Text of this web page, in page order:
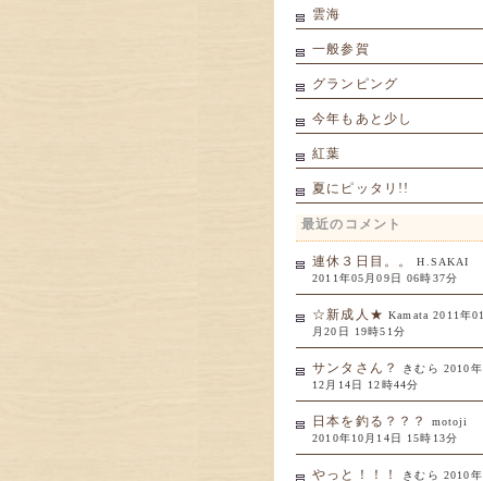
雲海
一般参賀
グランピング
今年もあと少し
紅葉
夏にピッタリ!!
最近のコメント
連休３日目。。 H.SAKAI
2011年05月09日 06時37分
☆新成人★ Kamata 2011年01
月20日 19時51分
サンタさん？ きむら 2010年
12月14日 12時44分
日本を釣る？？？ motoji
2010年10月14日 15時13分
やっと！！！ きむら 2010年